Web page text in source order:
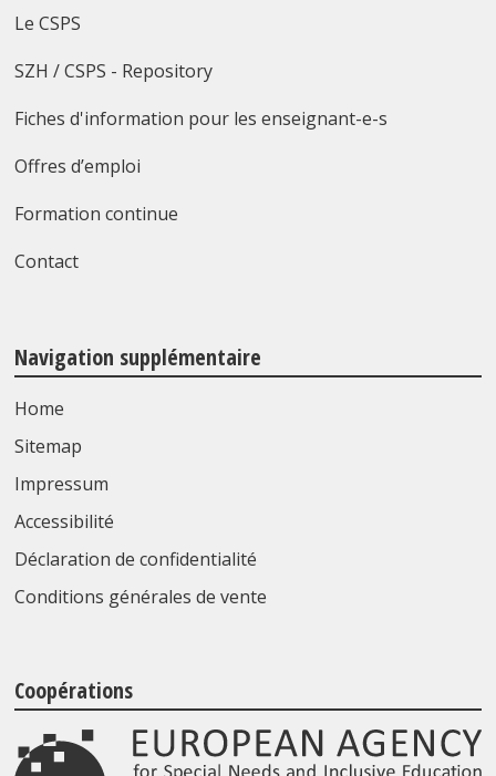
Le CSPS
SZH / CSPS - Repository
Fiches d'information pour les enseignant-e-s
Offres d’emploi
Formation continue
Contact
Navigation supplémentaire
Home
Sitemap
Impressum
Accessibilité
Déclaration de confidentialité
Conditions générales de vente
Coopérations